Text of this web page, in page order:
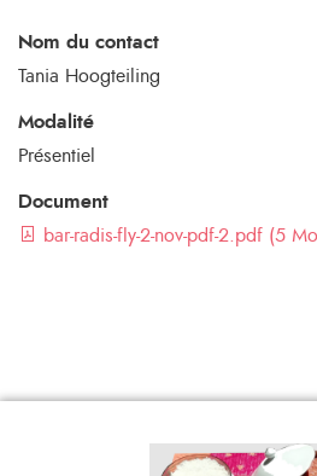
Nom du contact
Tania Hoogteiling
Modalité
Présentiel
Document
bar-radis-fly-2-nov-pdf-2.pdf (5